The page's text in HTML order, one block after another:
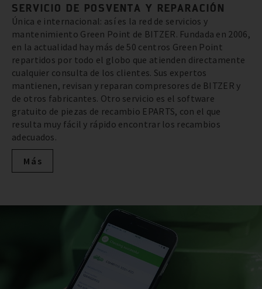
SERVICIO DE POSVENTA Y REPARACIÓN
Única e internacional: así es la red de servicios y
mantenimiento Green Point de BITZER. Fundada en 2006,
en la actualidad hay más de 50 centros Green Point
repartidos por todo el globo que atienden directamente
cualquier consulta de los clientes. Sus expertos
mantienen, revisan y reparan compresores de BITZER y
de otros fabricantes. Otro servicio es el software
gratuito de piezas de recambio EPARTS, con el que
resulta muy fácil y rápido encontrar los recambios
adecuados.
Más